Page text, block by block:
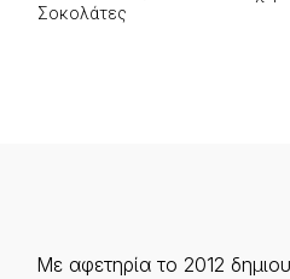
Σοκολάτες
Με αφετηρία το 2012